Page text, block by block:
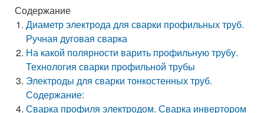
Содержание
Диаметр электрода для сварки профильных труб.
Ручная дуговая сварка
На какой полярности варить профильную трубу.
Технология сварки профильной трубы
Электроды для сварки тонкостенных труб.
Содержание:
Сварка профиля электродом. Сварка инвертором